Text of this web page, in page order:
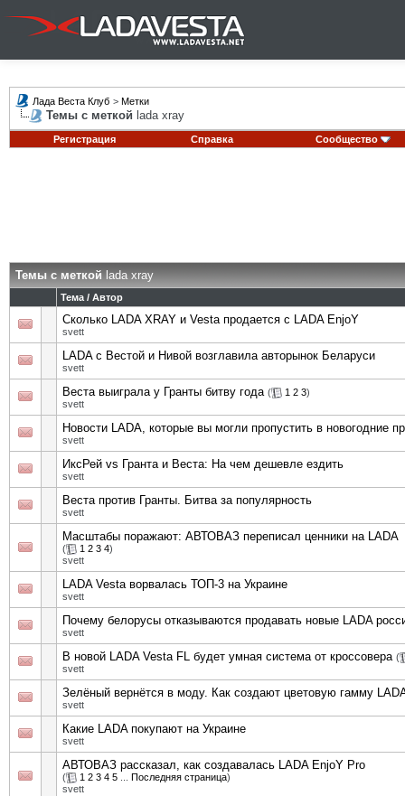
Лада Веста Клуб > Метки
Темы с меткой lada xray
Регистрация Справка Сообщество
Темы с меткой lada xray
Тема / Автор
Сколько LADA XRAY и Vesta продается с LADA EnjoY
svett
LADA с Вестой и Нивой возглавила авторынок Беларуси
svett
Веста выиграла у Гранты битву года ( 1 2 3)
svett
Новости LADA, которые вы могли пропустить в новогодние
svett
ИксРей vs Гранта и Веста: На чем дешевле ездить
svett
Веста против Гранты. Битва за популярность
svett
Масштабы поражают: АВТОВАЗ переписал ценники на LADA
( 1 2 3 4)
svett
LADA Vesta ворвалась ТОП-3 на Украине
svett
Почему белорусы отказываются продавать новые LADA
svett
В новой LADA Vesta FL будет умная система от кроссовера (
svett
Зелёный вернётся в моду. Как создают цветовую гамму
svett
Какие LADA покупают на Украине
svett
АВТОВАЗ рассказал, как создавалась LADA EnjoY Pro
( 1 2 3 4 5 Последняя страница)
svett